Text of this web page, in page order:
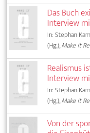
Das Buch
Interview
In: Stephan
(Hg.),Make it
Realismus
Interview
In: Stephan
(Hg.),Make it
Von der